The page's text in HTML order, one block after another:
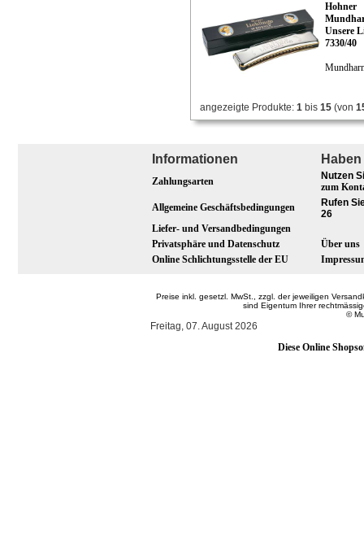
Hohner
Unsere
7330/40
angezeigte Produkte: 1 bis 15 (von
Informationen
Zahlungsarten
Nutzen
zum
Allgemeine Geschäftsbedingungen
Rufen
26
Liefer- und Versandbedingungen
Privatsphäre und Datenschutz
Über uns
Online Schlichtungsstelle der EU
Preise inkl. gesetzl. MwSt., zzgl. der jeweiligen
sind Eigentum Ihrer
©
Freitag, 07. August 2026
Diese Online